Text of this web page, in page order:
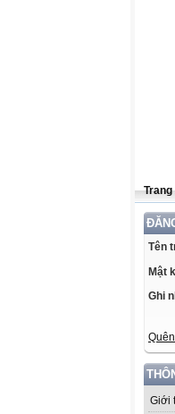
Trang
Tên
Mật
Ghi
Giới